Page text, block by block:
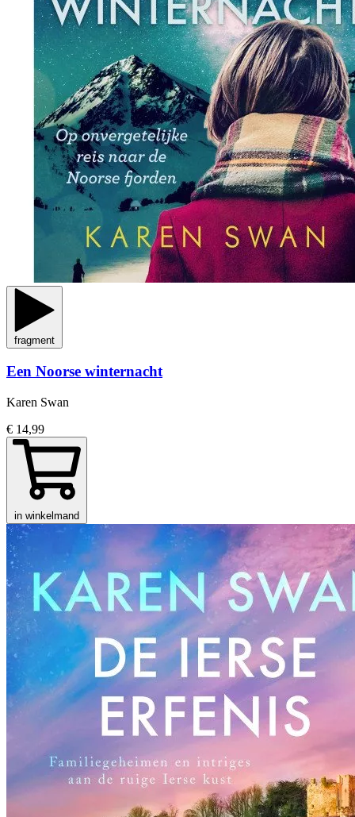
fragment
Een Noorse winternacht
Karen Swan
€ 14,99
in winkelmand